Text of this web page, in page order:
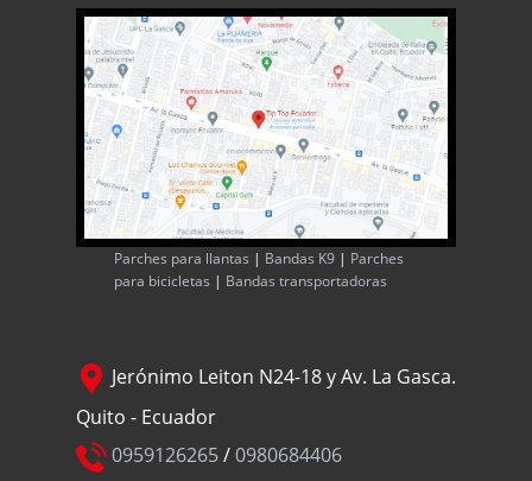
Parches para llantas | Bandas K9 | Parches
para bicicletas | Bandas transportadoras
Jerónimo Leiton N24-18 y Av. La Gasca.
Quito - Ecuador
0959126265/0980684406